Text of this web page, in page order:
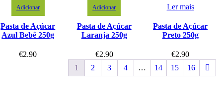
Adicionar
Pasta de Açúcar
Azul Bebê 250g
€2.90
Adicionar
Pasta de Açúcar
Laranja 250g
€2.90
Ler mais
Pasta de Açúcar
Preto 250g
€2.90
1
2 3 4 … 14 15 16